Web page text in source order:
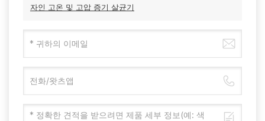
자인 고온 및 고압 증기 살균기